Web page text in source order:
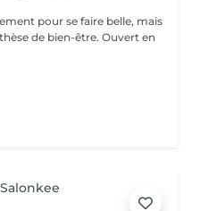
pour se faire belle, mais
de bien-être. Ouvert en